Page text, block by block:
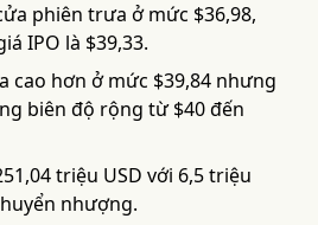
phiên trưa ở mức $36,98,
IPO là $39,33.
cao hơn ở mức $39,84 nhưng
biên độ rộng từ $40 đến
triệu USD với 6,5 triệu
nhượng.